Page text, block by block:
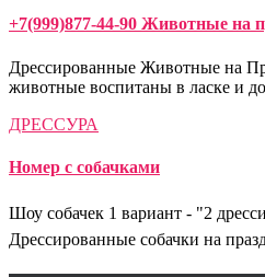
+7(999)877-44-90 Животные на
Дрессированные Животные на
животные воспитаны в ласке и
ДРЕССУРА
Номер с собачками
Шоу собачек 1 вариант - "2
Дрессированные собачки на